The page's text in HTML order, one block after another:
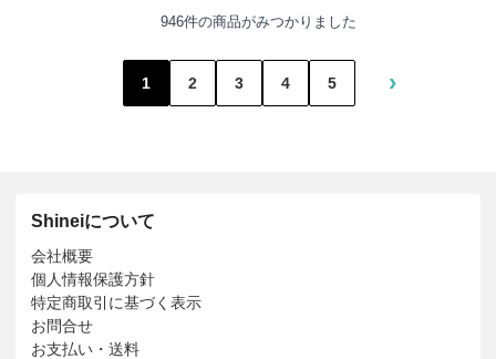
946件の商品がみつかりました
1 2 3 4 5 ›
Shineiについて
会社概要
個人情報保護方針
特定商取引に基づく表示
お問合せ
お支払い・送料